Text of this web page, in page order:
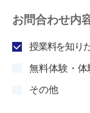
お問合わせ内
授業料を知り
無料体験・
その他